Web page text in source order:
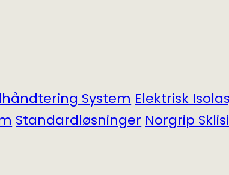
SystemElektrisk
StandardløsningerNorgrip